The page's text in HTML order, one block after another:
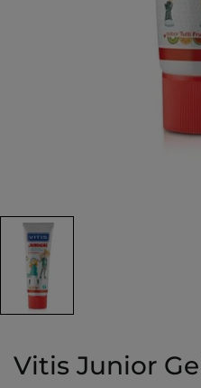
Vitis Junior